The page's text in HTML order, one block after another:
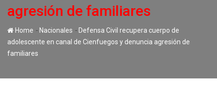
agresión de familiares
Home - Nacionales - Defensa Civil recupera cuerpo de
adolescente en canal de Cienfuegos y denuncia agresión de
familiares